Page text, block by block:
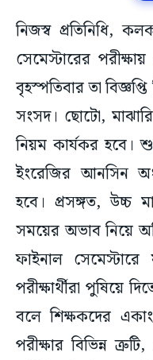
নিজস্ব প্রতিনিধি,
সেমেস্টারের
বৃহস্পতিবার তা
সংসদ। ছোটো,
নিয়ম কার্যকর হবে।
ইংরেজির আনসিন
হবে। প্রসঙ্গত, উচ্চ
সময়ের অভাব নিয়ে
ফাইনাল
পরীক্ষার্থীরা পুষিয়ে
বলে শিক্ষকদের
পরীক্ষার বিভিন্ন